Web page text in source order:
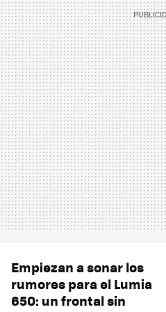
Empiezan a sonar los
rumores para el Lumia
650: un frontal sin